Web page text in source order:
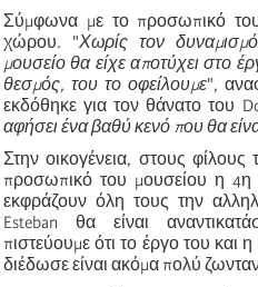
Σύμφωνα με το προσωπικό
χώρου. "Χωρίς τον
μουσείο θα είχε αποτύχει στο
θεσμός, του το οφείλουμε",
εκδόθηκε για τον θάνατο του
αφήσει ένα βαθύ κενό που θα
Στην οικογένεια, στους
προσωπικό του μουσείου η 4η
εκφράζουν όλη τους την
Esteban θα είναι
πιστεύουμε ότι το έργο του και
διέδωσε είναι ακόμα πολύ